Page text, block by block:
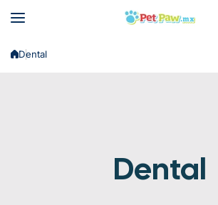
Dental
Dental